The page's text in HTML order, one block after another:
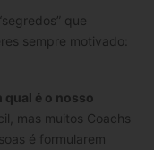
que
sempre motivado:
é o nosso
mas muitos Coachs
é formularem